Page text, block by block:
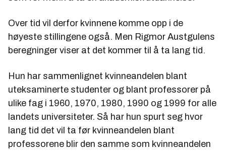
Over tid vil derfor kvinnene komme opp i de
høyeste stillingene også. Men Rigmor Austgulens
beregninger viser at det kommer til å ta lang tid.
Hun har sammenlignet kvinneandelen blant
uteksaminerte studenter og blant professorer på
ulike fag i 1960, 1970, 1980, 1990 og 1999 for alle
landets universiteter. Så har hun spurt seg hvor
lang tid det vil ta før kvinneandelen blant
professorene blir den samme som kvinneandelen